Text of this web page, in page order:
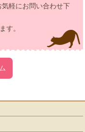
軽にお問い合わせ下
す。